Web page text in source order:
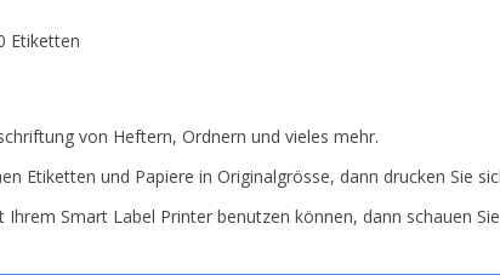
Etiketten
von Heftern, Ordnern und vieles mehr.
Etiketten und Papiere in Originalgrösse, dann drucken Sie
Ihrem Smart Label Printer benutzen können, dann schauen